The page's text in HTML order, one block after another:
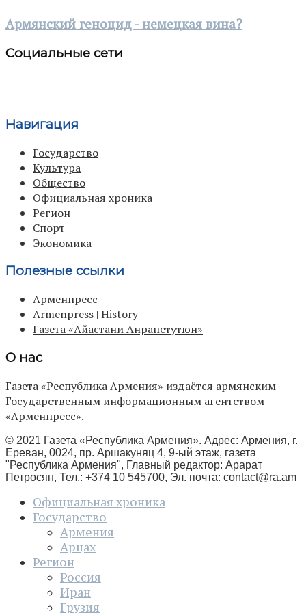
Армянский геноцид - немецкая вина?
Социальные сети
Навигация
Государство
Культура
Общество
Официальная хроника
Регион
Спорт
Экономика
Полезные ссылки
Арменпресс
Armenpress | History
Газета «Айастани Анрапетутюн»
О нас
Газета «Республика Армения» издаётся армянским
Государственным информационным агентством
«Арменпресс».
© 2021 Газета «Республика Армения». Адрес: Армения, г.
Ереван, 0024, пр. Аршакуняц 4, 9-ый этаж, газета
"Республика Армения", Главный редактор: Арарат
Петросян, Тел.: +374 10 545700, Эл. почта: contact@ra.am
Официальная хроника
Государство
Армения
Арцах
Регион
Россия
Иран
Грузия